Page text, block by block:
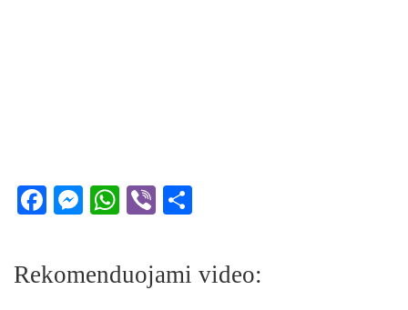
Facebook
Messenger
WhatsApp
Viber
Rekomenduojami video: